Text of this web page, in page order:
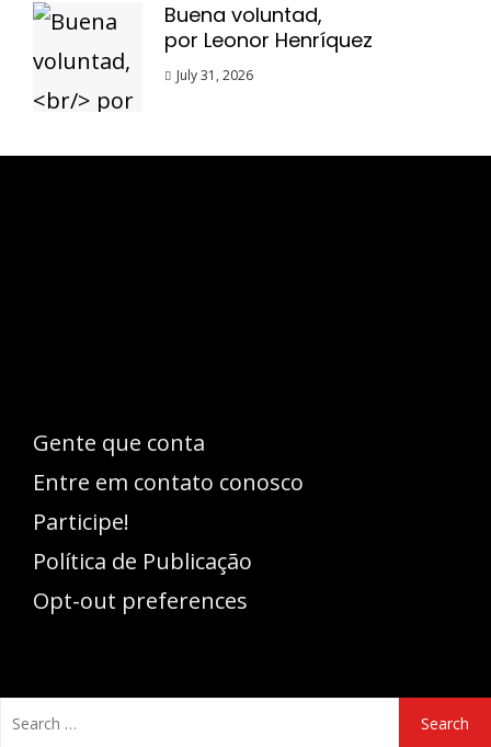
Buena voluntad,
por Leonor Henríquez
July 31, 2026
Gente que conta
Entre em contato conosco
Participe!
Política de Publicação
Opt-out preferences